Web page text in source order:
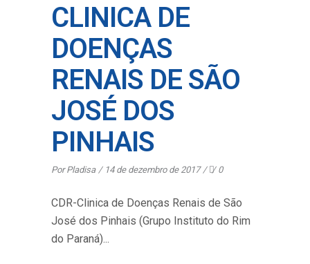
CLINICA DE
DOENÇAS
RENAIS DE SÃO
JOSÉ DOS
PINHAIS
Por Pladisa 14 de dezembro de 2017 0
CDR-Clinica de Doenças Renais de São
José dos Pinhais (Grupo Instituto do Rim
do Paraná)